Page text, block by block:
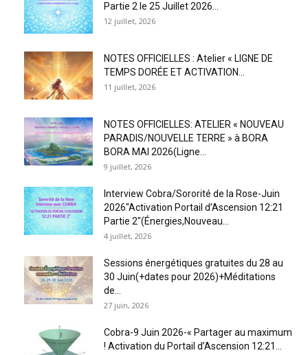
Partie 2 le 25 Juillet 2026...
12 juillet, 2026
NOTES OFFICIELLES : Atelier « LIGNE DE
TEMPS DORÉE ET ACTIVATION...
11 juillet, 2026
NOTES OFFICIELLES: ATELIER « NOUVEAU
PARADIS/NOUVELLE TERRE » à BORA
BORA MAI 2026(Ligne...
9 juillet, 2026
Interview Cobra/Sororité de la Rose-Juin
2026″Activation Portail d’Ascension 12:21
Partie 2″(Énergies,Nouveau...
4 juillet, 2026
Sessions énergétiques gratuites du 28 au
30 Juin(+dates pour 2026)+Méditations
de...
27 juin, 2026
Cobra-9 Juin 2026-« Partager au maximum
! Activation du Portail d’Ascension 12:21...